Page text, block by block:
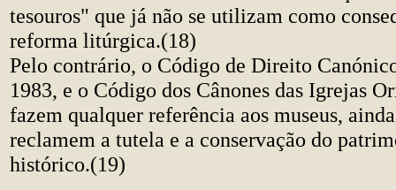
tesouros" que já não se utilizam como
reforma litúrgica.(18)
Pelo contrário, o Código de Direito
1983, e o Código dos Cânones das Igrejas
fazem qualquer referência aos museus,
reclamem a tutela e a conservação do
histórico.(19)